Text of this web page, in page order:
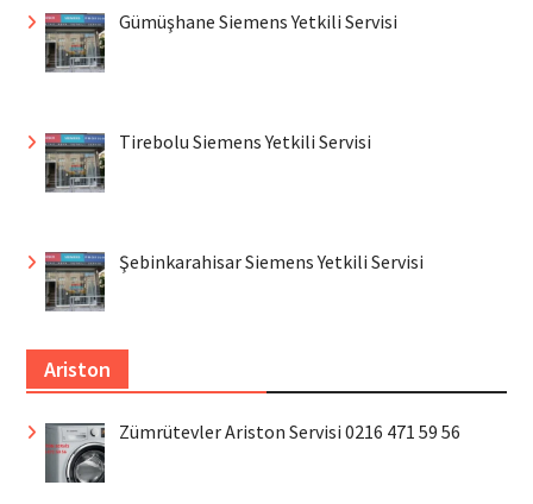
Gümüşhane Siemens Yetkili Servisi
Tirebolu Siemens Yetkili Servisi
Şebinkarahisar Siemens Yetkili Servisi
Ariston
Zümrütevler Ariston Servisi 0216 471 59 56